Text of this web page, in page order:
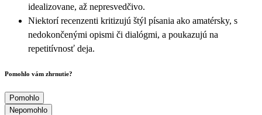
idealizovane, až nepresvedčivo.
Niektorí recenzenti kritizujú štýl písania ako amatérsky, s
nedokončenými opismi či dialógmi, a poukazujú na
repetitívnosť deja.
Pomohlo vám zhrnutie?
Pomohlo
Nepomohlo